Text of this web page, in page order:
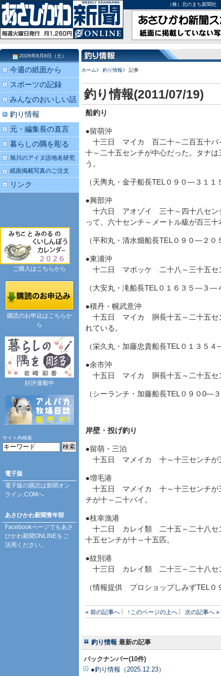
（株）北のまち新聞
ホーム 釣り情報 記事
釣り情報(2011/07/19)
船釣り
●留萌沖
十三日 マイカ 百二十～二百五十パ
十～二十五センチが中心だった。タナ
う。
（天輿丸・金子船長TEL０９０―３１
●興部沖
十六日 アオゾイ 三十～四十八セン
って、六十センチ～メートル級が百三
（平和丸・清水畑船長TEL０９０―２
●東浦沖
十二日 マボッケ 二十八～三十五セ
（大安丸・滝船長TEL０１６３５―３―
●積丹・幌武意沖
十五日 マイカ 胴長十五～二十五セ
れている。
（栄久丸・加藤忠貴船長TEL０１３
●余市沖
十五日 マイカ 胴長十五～二十五セ
（シーランチ・加藤船長TEL０９０0―
岸壁・投げ釣り
●留萌・三泊
十五日 マメイカ 十～十三センチが
●増毛港
十五日 マメイカ 十～十三センチが
チが十～二十パイ。
●枝幸漁港
十二日 カレイ類 二十五～二十八セ
十五センチが十～十五匹。
●紋別港
十三日 カレイ類 二十三～二十八
（情報提供 プロショップしみずTEL
« 前の記事へ ↑このページの上へ 次の記事へ »
釣り情報 最新の記事
バックナンバー(10件)
●釣り情報（2025.12.23）
2026年8月8日（土）
今週の紙面から
スポーツの記録
みんなのおいしい話
釣り情報
元・編集長の直言
暮らしの隅を彫る
旭川のアイヌ語地名研究
紙面掲載写真のご注文
リンク
ご購入はこちらから
購読のお申込はこちらか
ら
好評連載中
サイト内検索
電子版
電子版の購読は新聞オン
ライン.COMへ
あさひかわ新聞青年部
Facebookページでもあさ
ひかわ新聞ONLINEをご
活用ください。